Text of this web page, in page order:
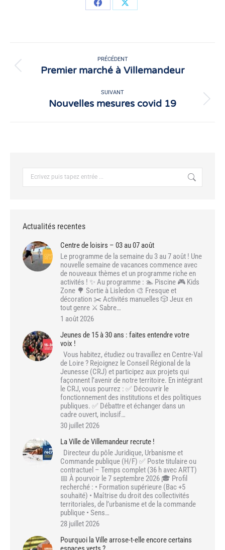
PartagerPartager
article
PRÉCÉDENT
Article
Premier marché à Villemandeur
SUIVANT
Article
Nouvelles mesures covid 19
Actualités recentes
Centre de loisirs – 03 au 07 août
Le programme de la semaine du 3 au 7 août ! Une
nouvelle semaine de vacances commence avec
de nouveaux thèmes et un programme riche en
activités ! ✨ Au programme : 🏊 Piscine 🎮 Kids
Zone 🌳 Sortie à Lisledon 🎨 Fresque et
décoration ✂️ Activités manuelles 🎲 Jeux en
tout genre ⚔️ Sabre…
1 août 2026
Jeunes de 15 à 30 ans : faites entendre votre
voix !
Vous habitez, étudiez ou travaillez en Centre-Val
de Loire ? Rejoignez le Conseil Régional de la
Jeunesse (CRJ) et participez aux projets qui
façonnent l’avenir de notre territoire. En intégrant
le CRJ, vous pourrez : ✅ Découvrir le
fonctionnement des institutions et des politiques
publiques. ✅ Débattre et échanger dans un
cadre ouvert, inclusif…
30 juillet 2026
La Ville de Villemandeur recrute !
Directeur du pôle Juridique, Urbanisme et
Commande publique (H/F) ✅ Poste titulaire ou
contractuel – Temps complet (36 h avec ARTT)
📅 À pourvoir le 7 septembre 2026 🎓 Profil
recherché : • Formation supérieure (Bac +5
souhaité) • Maîtrise du droit des collectivités
territoriales, de l’urbanisme et de la commande
publique • Sens…
28 juillet 2026
Pourquoi la Ville arrose-t-elle encore certains